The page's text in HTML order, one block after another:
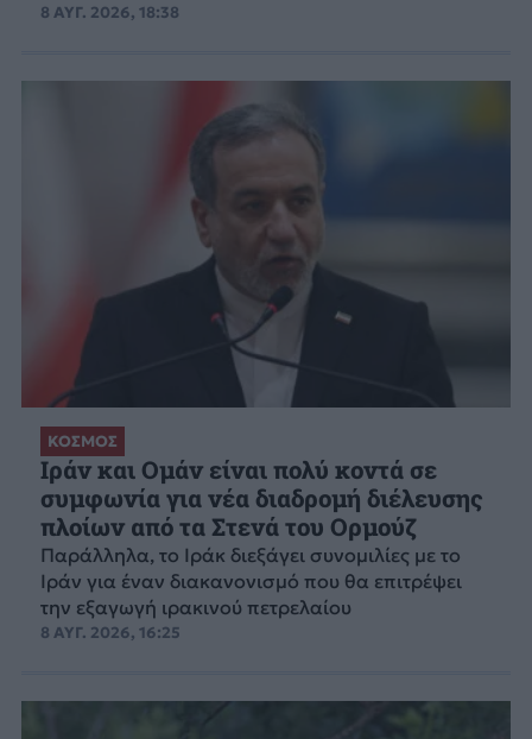
8 ΑΥΓ. 2026, 18:38
ΚΟΣΜΟΣ
Ιράν και Ομάν είναι πολύ κοντά σε
συμφωνία για νέα διαδρομή διέλευσης
πλοίων από τα Στενά του Ορμούζ
Παράλληλα, το Ιράκ διεξάγει συνομιλίες με το
Ιράν για έναν διακανονισμό που θα επιτρέψει
την εξαγωγή ιρακινού πετρελαίου
8 ΑΥΓ. 2026, 16:25